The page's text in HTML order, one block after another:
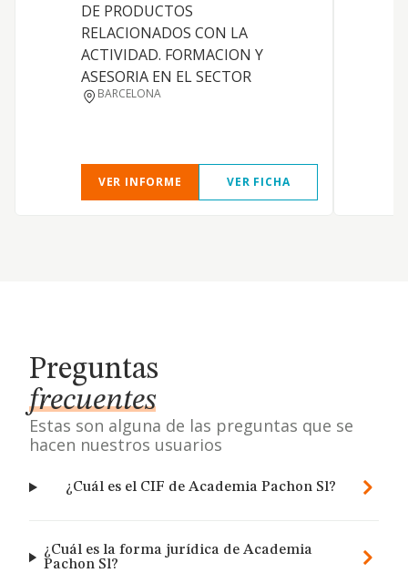
DE PRODUCTOS
RELACIONADOS CON LA
ACTIVIDAD. FORMACION Y
ASESORIA EN EL SECTOR
BARCELONA
VER INFORME VER FICHA
Preguntas
frecuentes
Estas son alguna de las preguntas que se
hacen nuestros usuarios
¿Cuál es el CIF de Academia Pachon Sl?
¿Cuál es la forma jurídica de Academia
Pachon Sl?